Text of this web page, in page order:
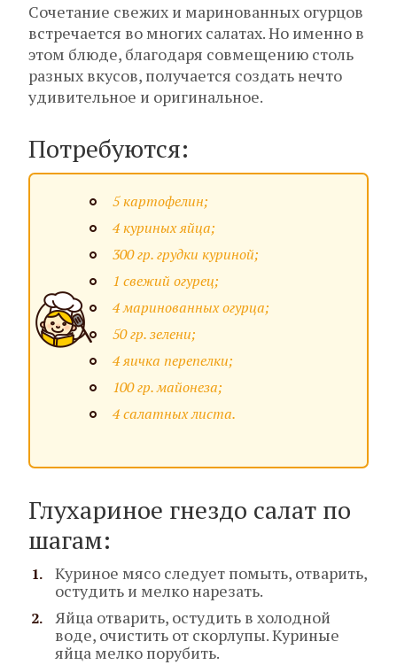
Сочетание свежих и маринованных огурцов
встречается во многих салатах. Но именно в
этом блюде, благодаря совмещению столь
разных вкусов, получается создать нечто
удивительное и оригинальное.
Потребуются:
5 картофелин;
4 куриных яйца;
300 гр. грудки куриной;
1 свежий огурец;
4 маринованных огурца;
50 гр. зелени;
4 яичка перепелки;
100 гр. майонеза;
4 салатных листа.
Глухариное гнездо салат по
шагам:
Куриное мясо следует помыть, отварить,
остудить и мелко нарезать.
Яйца отварить, остудить в холодной
воде, очистить от скорлупы. Куриные
яйца мелко порубить.